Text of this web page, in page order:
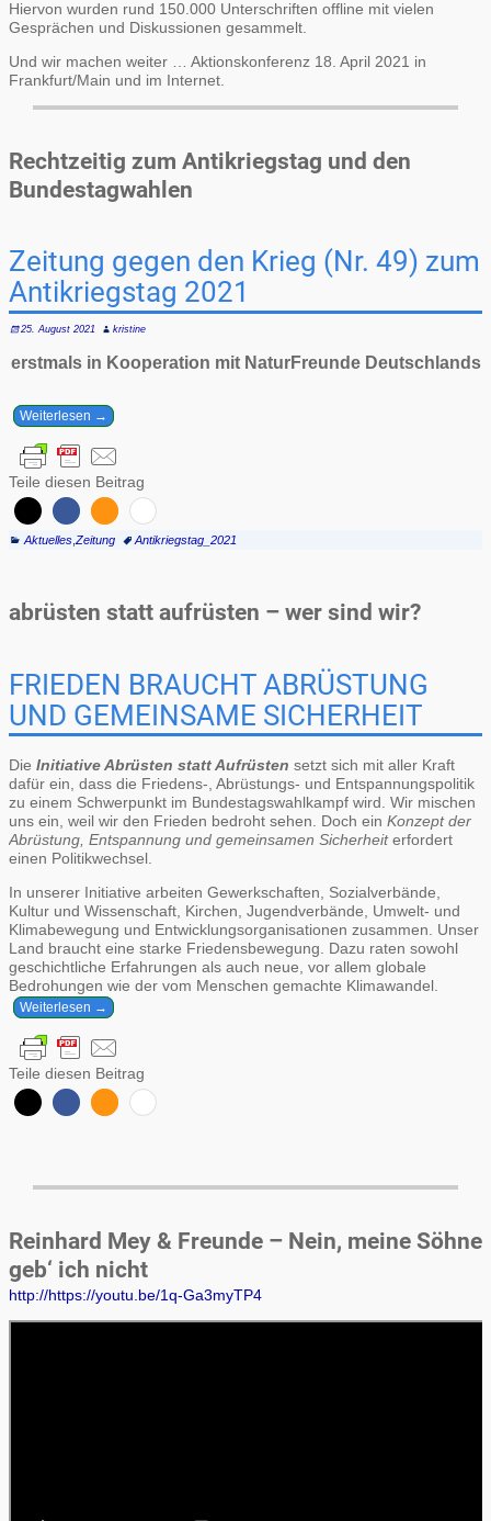
Hiervon wurden rund 150.000 Unterschriften offline mit vielen
Gesprächen und Diskussionen gesammelt.
Und wir machen weiter … Aktionskonferenz 18. April 2021 in
Frankfurt/Main und im Internet.
Rechtzeitig zum Antikriegstag und den
Bundestagwahlen
Zeitung gegen den Krieg (Nr. 49) zum
Antikriegstag 2021
25. August 2021 kristine
erstmals in Kooperation mit NaturFreunde Deutschlands
Weiterlesen →
Teile diesen Beitrag
Aktuelles, Zeitung Antikriegstag_2021
abrüsten statt aufrüsten – wer sind wir?
FRIEDEN BRAUCHT ABRÜSTUNG
UND GEMEINSAME SICHERHEIT
Die Initiative Abrüsten statt Aufrüsten setzt sich mit aller Kraft
dafür ein, dass die Friedens-, Abrüstungs- und Entspannungspolitik
zu einem Schwerpunkt im Bundestagswahlkampf wird. Wir mischen
uns ein, weil wir den Frieden bedroht sehen. Doch ein Konzept der
Abrüstung, Entspannung und gemeinsamen Sicherheiterfordert
einen Politikwechsel.
In unserer Initiative arbeiten Gewerkschaften, Sozialverbände,
Kultur und Wissenschaft, Kirchen, Jugendverbände, Umwelt- und
Klimabewegung und Entwicklungsorganisationen zusammen. Unser
Land braucht eine starke Friedensbewegung. Dazu raten sowohl
geschichtliche Erfahrungen als auch neue, vor allem globale
Bedrohungen wie der vom Menschen gemachte Klimawandel.
Weiterlesen →
Teile diesen Beitrag
Reinhard Mey & Freunde – Nein, meine Söhne
geb‘ ich nicht
http://https://youtu.be/1q-Ga3myTP4